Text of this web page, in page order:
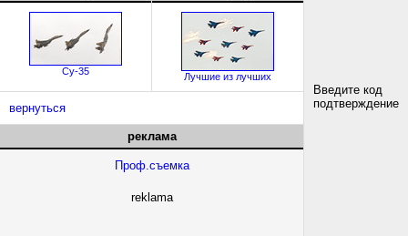
Су-35 Лучшие из лучших
вернуться
реклама
Проф.съемка
reklama
Введите код
подтверждение